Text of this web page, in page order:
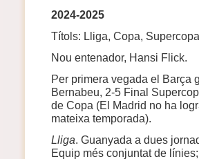
2024-2025
Títols: Lliga, Copa, Supercopa
Nou entenador, Hansi Flick.
Per primera vegada el Barça
Bernabeu, 2-5 Final
de Copa (El Madrid no ha
mateixa temporada).
Lliga . Guanyada a dues
Equip més conjuntat de